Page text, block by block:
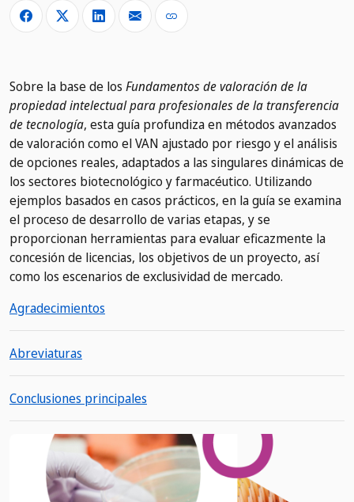
Sobre la base de los Fundamentos de valoración de la
propiedad intelectual para profesionales de la transferencia
de tecnología, esta guía profundiza en métodos avanzados
de valoración como el VAN ajustado por riesgo y el análisis
de opciones reales, adaptados a las singulares dinámicas de
los sectores biotecnológico y farmacéutico. Utilizando
ejemplos basados en casos prácticos, en la guía se examina
el proceso de desarrollo de varias etapas, y se
proporcionan herramientas para evaluar eficazmente la
concesión de licencias, los objetivos de un proyecto, así
como los escenarios de exclusividad de mercado.
Agradecimientos
Abreviaturas
Conclusiones principales